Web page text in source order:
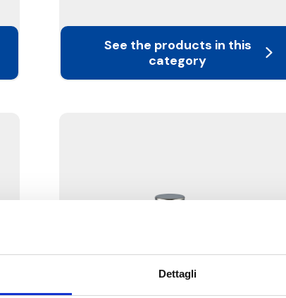
Dettagli
See the products in this
category